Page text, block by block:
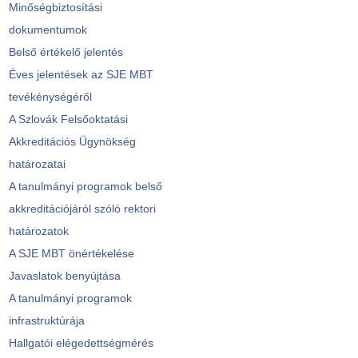
Minőségbiztosítási
dokumentumok
Belső értékelő jelentés
Éves jelentések az SJE MBT
tevékénységéről
A Szlovák Felsőoktatási
Akkreditációs Ügynökség
határozatai
A tanulmányi programok belső
akkreditációjáról szóló rektori
határozatok
A SJE MBT önértékelése
Javaslatok benyújtása
A tanulmányi programok
infrastruktúrája
Hallgatói elégedettségmérés